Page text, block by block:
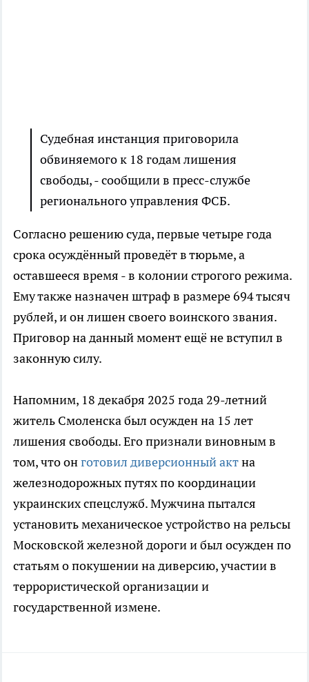
Судебная инстанция приговорила
обвиняемого к 18 годам лишения
свободы, - сообщили в пресс-службе
регионального управления ФСБ.
Согласно решению суда, первые четыре года
срока осуждённый проведёт в тюрьме, а
оставшееся время - в колонии строгого режима.
Ему также назначен штраф в размере 694 тысяч
рублей, и он лишен своего воинского звания.
Приговор на данный момент ещё не вступил в
законную силу.
Напомним, 18 декабря 2025 года 29-летний
житель Смоленска был осужден на 15 лет
лишения свободы. Его признали виновным в
том, что онготовил диверсионный актна
железнодорожных путях по координации
украинских спецслужб. Мужчина пытался
установить механическое устройство на рельсы
Московской железной дороги и был осужден по
статьям о покушении на диверсию, участии в
террористической организации и
государственной измене.